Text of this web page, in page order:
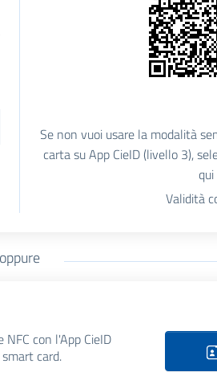
Se non vuoi usare la modalità
carta su App CieID (livello 3),
Validità
oppure
con l'App CieID
card.